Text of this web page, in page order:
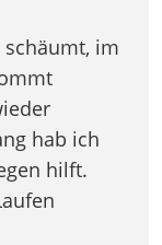
schäumt, im
hab ich
hilft.